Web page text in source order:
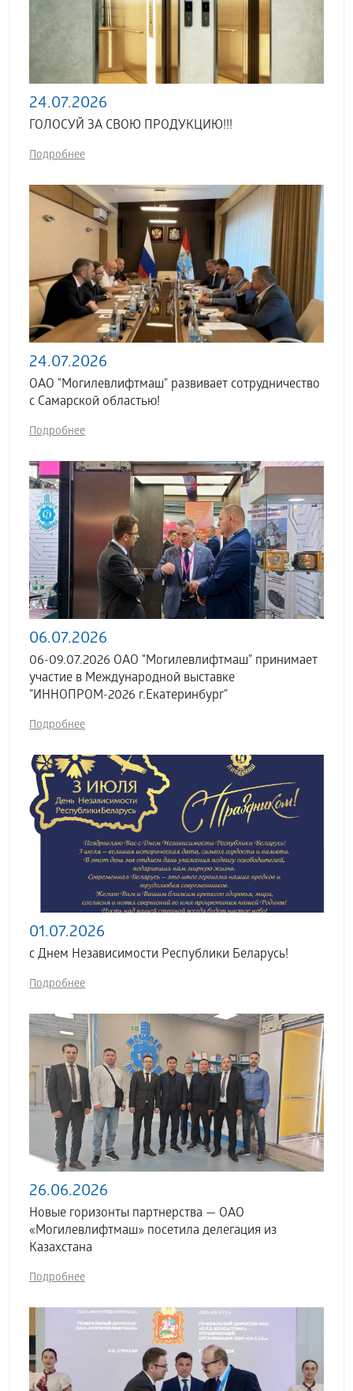
24.07.2026
ГОЛОСУЙ ЗА СВОЮ ПРОДУКЦИЮ!!!
Подробнее
24.07.2026
ОАО "Могилевлифтмаш" развивает сотрудничество
с Самарской областью!
Подробнее
06.07.2026
06-09.07.2026 ОАО "Могилевлифтмаш" принимает
участие в Международной выставке
"ИННОПРОМ-2026 г.Екатеринбург"
Подробнее
01.07.2026
с Днем Независимости Республики Беларусь!
Подробнее
26.06.2026
Новые горизонты партнерства — ОАО
«Могилевлифтмаш» посетила делегация из
Казахстана
Подробнее